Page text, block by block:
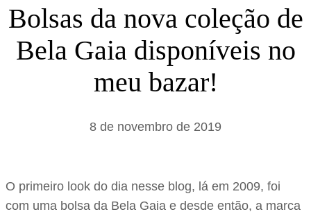
Bolsas da nova coleção de
Bela Gaia disponíveis no
meu bazar!
8 de novembro de 2019
O primeiro look do dia nesse blog, lá em 2009, foi
com uma bolsa da Bela Gaia e desde então, a marca